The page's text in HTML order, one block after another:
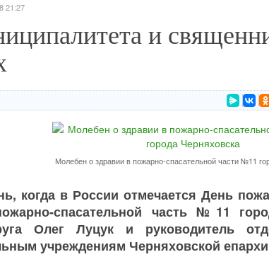
21:27
и
Молебен о здравии в пожарно-спасательной части №11
когда в России отмечается День
спасательной часть №11
Олег Луцук и руководитель
учреждениям Черняховской